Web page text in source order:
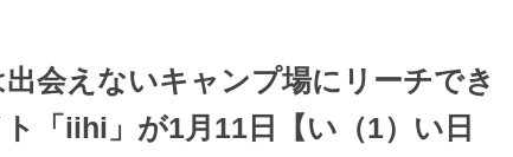
会えないキャンプ場にリーチでき
「iihi」が1月11日【い（1）い日